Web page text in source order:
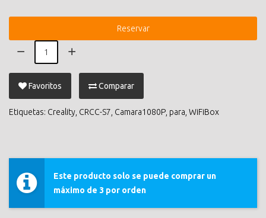
Reservar
Favoritos Comparar
Etiquetas: Creality CRCC-S7 Camara1080P para WiFiBox
Este producto solo se puede comprar un
máximo de 3 por orden